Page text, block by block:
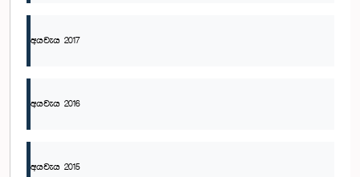
අයවැය 2017
අයවැය 2016
අයවැය 2015